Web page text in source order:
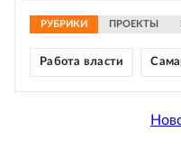
РУБРИКИ ПРОЕКТЫ
Работа власти